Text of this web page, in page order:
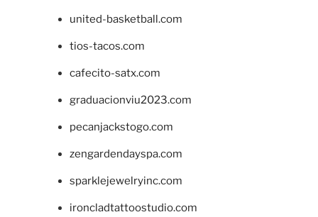
united-basketball.com
tios-tacos.com
cafecito-satx.com
graduacionviu2023.com
pecanjackstogo.com
zengardendayspa.com
sparklejewelryinc.com
ironcladtattoostudio.com